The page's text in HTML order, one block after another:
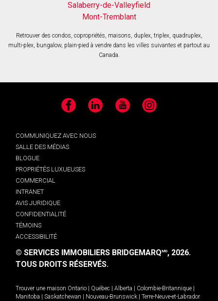
Salaberry-de-Valleyfield
Mont-Tremblant
Retrouver des condos, copropriétés, maisons, duplex, triplex, quadruplex,
multi-plex, bungalow, plain-pied à vendre dans les villes suivantes et partout au
Canada.
Facebook LinkedIn YouTube Instagram
COMMUNIQUEZ AVEC NOUS
SALLE DES MÉDIAS
BLOGUE
PROPRIÉTÉS LUXUEUSES
COMMERCIAL
INTRANET
AVIS JURIDIQUE
CONFIDENTIALITÉ
TÉMOINS
ACCESSIBILITÉ
© SERVICES IMMOBILIERS BRIDGEMARQMD, 2026.
TOUS DROITS RÉSERVÉS.
Trouver une maison Ontario Québec Alberta Colombie-Britannique
Manitoba
Saskatchewan Nouveau-Brunswick
Terre-Neuve-et-Labrador